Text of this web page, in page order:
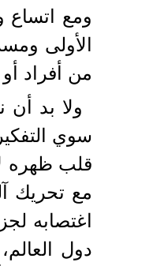
ومع اتساع
الأولى
من أفراد
ولا بد أن
سوي
قلب ظهره
مع تحريك
اغتصابه
دول